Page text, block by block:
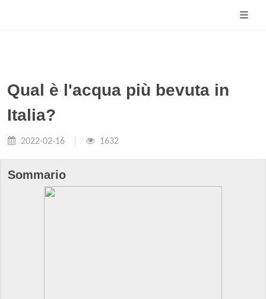
Qual è l'acqua più bevuta in
Italia?
2022-02-16 1632
Sommario